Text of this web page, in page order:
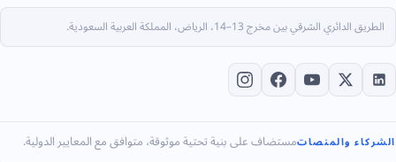
الطريق الدائري الشرقي بين مخرج 13–14، الرياض، المملكة العربية السعودية.
الشركاء والمنصاتمستضاف على بنية تحتية موثوقة، متوافق مع المعايير الدولية.